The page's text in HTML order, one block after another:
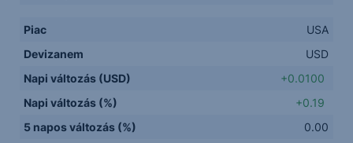
Piac
USA
Devizanem
USD
Napi változás (USD)
+0.0100
Napi változás (%)
+0.19
5 napos változás (%)
0.00